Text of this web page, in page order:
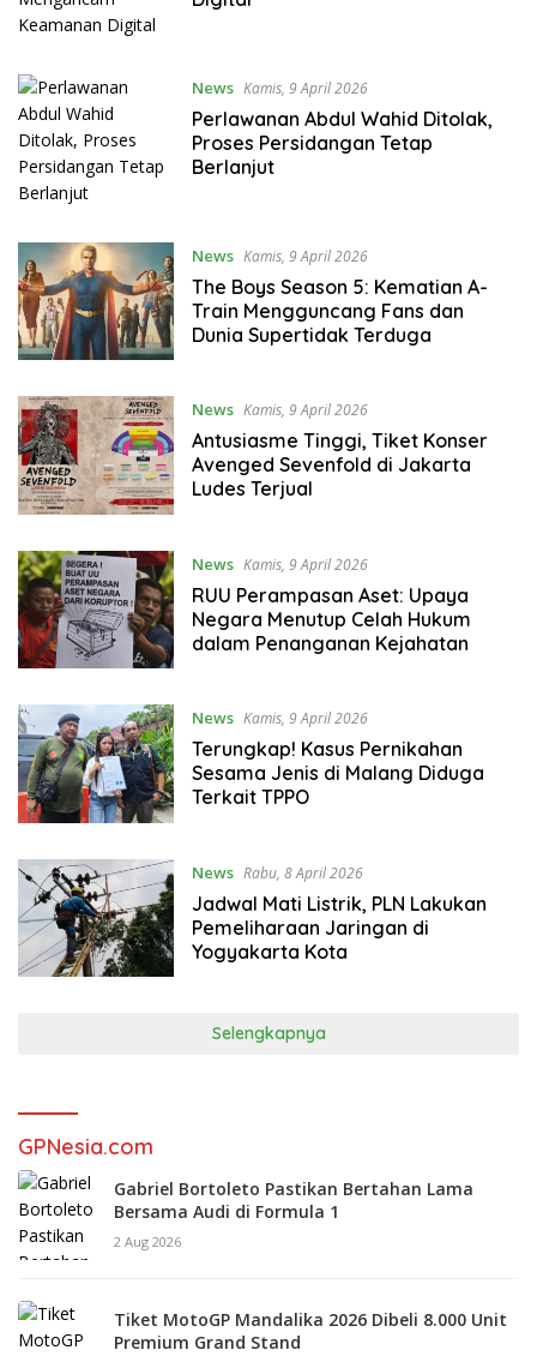
News Kamis, 9 April 2026
Perlawanan Abdul Wahid Ditolak,
Proses Persidangan Tetap
Berlanjut
News Kamis, 9 April 2026
The Boys Season 5: Kematian A-
Train Mengguncang Fans dan
Dunia Supertidak Terduga
News Kamis, 9 April 2026
Antusiasme Tinggi, Tiket Konser
Avenged Sevenfold di Jakarta
Ludes Terjual
News Kamis, 9 April 2026
RUU Perampasan Aset: Upaya
Negara Menutup Celah Hukum
dalam Penanganan Kejahatan
News Kamis, 9 April 2026
Terungkap! Kasus Pernikahan
Sesama Jenis di Malang Diduga
Terkait TPPO
News Rabu, 8 April 2026
Jadwal Mati Listrik, PLN Lakukan
Pemeliharaan Jaringan di
Yogyakarta Kota
Selengkapnya
GPNesia.com
Gabriel Bortoleto Pastikan Bertahan Lama
Bersama Audi di Formula 1
2 Aug 2026
Tiket MotoGP Mandalika 2026 Dibeli 8.000 Unit
Premium Grand Stand